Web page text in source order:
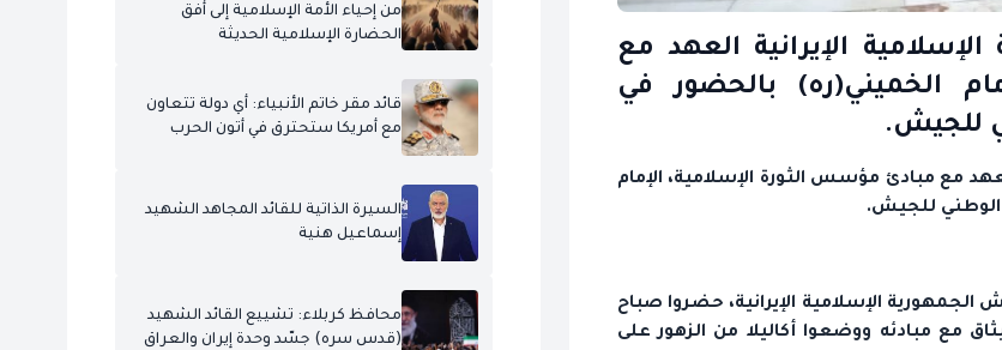
الإيرانية العهد مع
الخميني(ره) بالحضور في
للجيش.
مع مبادئ مؤسس الثورة الإسلامية، الإمام
الوطني للجيش.
الجمهورية الإسلامية الإيرانية، حضروا صباح
مع مبادئه ووضعوا أكاليلا من الزهور على
من إحياء الأمة الإسلامية إلى أفق
الحضارة الإسلامية الحديثة
قائد مقر خاتم الأنبياء: أي دولة تتعاون
مع أمريكا ستحترق في أتون الحرب
السيرة الذاتية للقائد المجاهد الشهيد
إسماعيل هنية
محافظ كربلاء: تشييع القائد الشهيد
(قدس سره) جسّد وحدة إيران والعراق